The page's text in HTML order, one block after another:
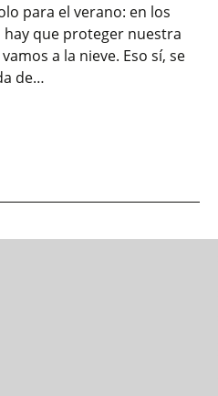
para el verano: en los
que proteger nuestra
a la nieve. Eso sí, se
de…